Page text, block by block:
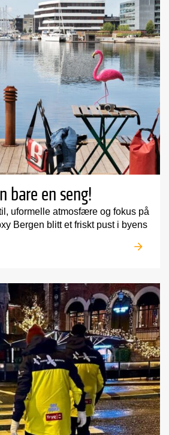
bare en seng!
uformelle atmosfære og fokus på
Bergen blitt et friskt pust i byens